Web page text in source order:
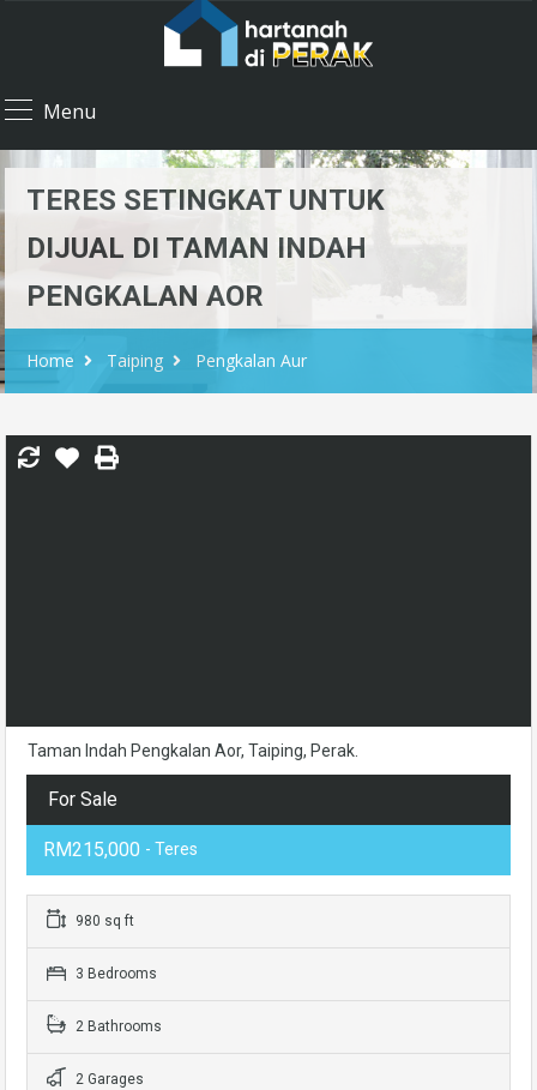
Menu
TERES SETINGKAT UNTUK
DIJUAL DI TAMAN INDAH
PENGKALAN AOR
Home Taiping Pengkalan Aur
Taman Indah Pengkalan Aor, Taiping, Perak.
For Sale
RM215,000 - Teres
980 sq ft
3 Bedrooms
2 Bathrooms
2 Garages